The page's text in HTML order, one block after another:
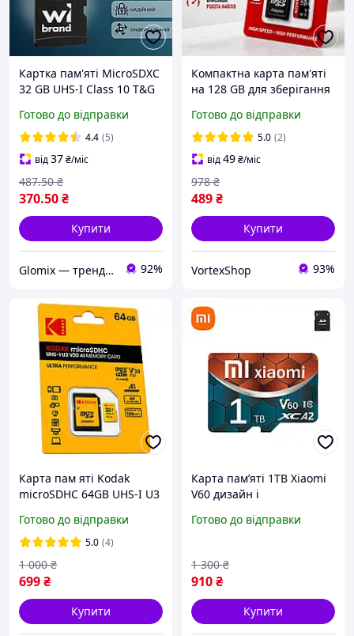
Картка пам'яті MicroSDXC
32 GB UHS-I Class 10 T&G
Готово до відправки
4.4 (5)
від37₴/міс
370.50₴
487.50 ₴
Купити
Glomix — трендові товари, що спрощують життя. 92%
Компактна карта пам'яті
на 128 GB для зберігання
мультимедійного
контенту з
відеореєстратора та
камери дрона
Готово до відправки
5.0 (2)
від49₴/міс
489₴
978 ₴
Купити
VortexShop 93%
Карта пам яті Kodak
microSDHC 64GB UHS-I U3
100MB/s + SD адаптер для
телефону, камери, дрона
Готово до відправки
5.0 (4)
699₴
1 000 ₴
Купити
Карта памʼяті 1TB Xiaomi
V60 дизайн і
максимум
Готово до відправки
910₴
1 300 ₴
Купити